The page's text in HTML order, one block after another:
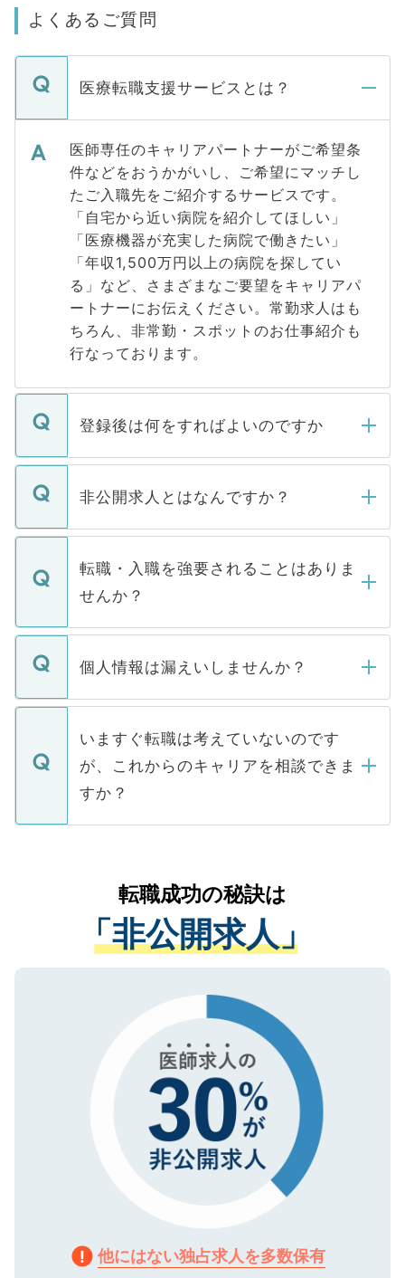
よくあるご質問
医療転職支援サービスとは？
医師専任のキャリアパートナーがご希望条
件などをおうかがいし、ご希望にマッチし
たご入職先をご紹介するサービスです。
「自宅から近い病院を紹介してほしい」
「医療機器が充実した病院で働きたい」
「年収1,500万円以上の病院を探してい
る」など、さまざまなご要望をキャリアパ
ートナーにお伝えください。常勤求人はも
ちろん、非常勤・スポットのお仕事紹介も
行なっております。
登録後は何をすればよいのですか
ご登録いただきましたら、弊社担当者がご
登録内容を確認し、その後メールもしくは
ます。通常、5営業日以内にはご連絡をせて
いただきますので、しばらくお待ちくださ
非公開求人とはなんですか？
マイナビDOCTORで取り扱っている求人の
うち約3割は、Webサイトからご覧いただ
けない「非公開求人」です。非公開求人は
下記の理由によって、一般には公開してい
ません。
■応募殺到を避けるため 人気のある医療機
関を公にしてしまうと、応募が殺到する場
に、医療機関が求める条件に合った人材の
みを人材紹介会社に依頼するケースが増え
ています。
転職・入職を強要されることはありま
せんか？
転職・入職を強要することは一切ありませ
ん。また、仮に応募先から内定をいただい
定を承諾する必要はありません。内定先へ
の辞退の連絡はキャリアパートナーが行い
個人情報は漏えいしませんか？
個人情報が漏えいすることはありませんの
で、ご安心ください。当サイトからの登録
などで収集したご登録者様の個人情報は、
ご本人のキャリアアップおよび転職活動の
支援を目的に使用いたします。お預かりし
ているすべての個人データはご本人の許可
は、個人情報の取り扱いについての厳密な
管理基準を満たした事業者のみに付与され
る、プライバシーマークを取得済みです。
で、機密保持に関してもご安心ください。
いますぐ転職は考えていないのです
が、これからのキャリアを相談できま
すか？
かがいして、現在の医療機関の状況や紹介
経験をまじえながら、適切なアドバイスを
させていただきます。すぐにご転職をされ
ない方には、長期的なサポートが可能です
ので、まずはご登録ください。
転職成功の秘訣は
「非公開求人」
他にはない独占求人を多数保有